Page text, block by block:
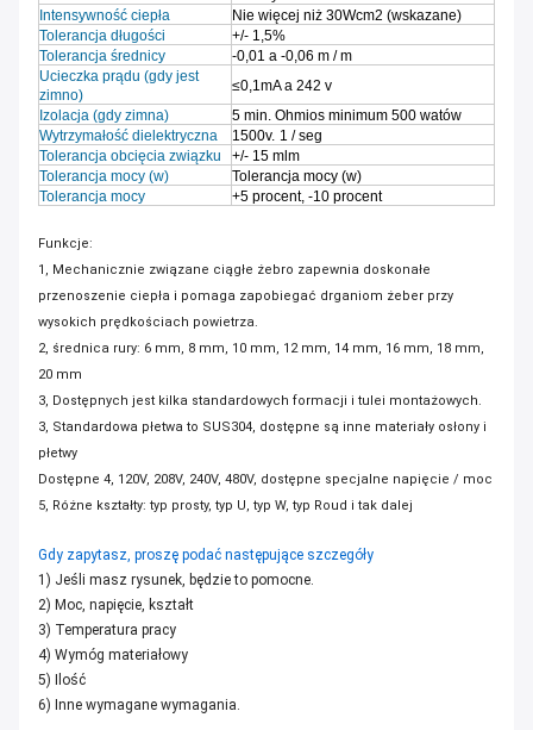
Intensywność ciepła
Nie więcej niż 30Wcm2 (wskazane)
Tolerancja długości
+/- 1,5%
Tolerancja średnicy
-0,01 a -0,06 m / m
Ucieczka prądu (gdy jest
zimno)
≤0,1mA a 242 v
Izolacja (gdy zimna)
5 min. Ohmios minimum 500 watów
Wytrzymałość dielektryczna
1500v. 1 / seg
Tolerancja obcięcia związku
+/- 15 mlm
Tolerancja mocy (w)
Tolerancja mocy (w)
Tolerancja mocy
+5 procent, -10 procent
Funkcje:
1, Mechanicznie związane ciągłe żebro zapewnia doskonałe
przenoszenie ciepła i pomaga zapobiegać drganiom żeber przy
wysokich prędkościach powietrza.
2, średnica rury: 6 mm, 8 mm, 10 mm, 12 mm, 14 mm, 16 mm, 18 mm,
20 mm
3, Dostępnych jest kilka standardowych formacji i tulei montażowych.
3, Standardowa płetwa to SUS304, dostępne są inne materiały osłony i
płetwy
Dostępne 4, 120V, 208V, 240V, 480V, dostępne specjalne napięcie / moc
5, Różne kształty: typ prosty, typ U, typ W, typ Roud i tak dalej
Gdy zapytasz, proszę podać następujące szczegóły
1) Jeśli masz rysunek, będzie to pomocne.
2) Moc, napięcie, kształt
3) Temperatura pracy
4) Wymóg materiałowy
5) Ilość
6) Inne wymagane wymagania.